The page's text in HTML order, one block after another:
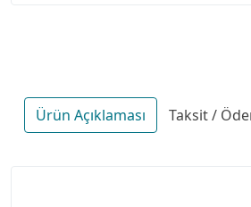
Ürün Açıklaması Taksit /